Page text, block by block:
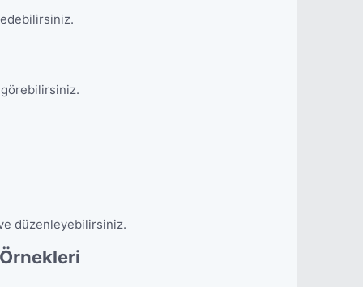
görebilirsiniz.
düzenleyebilirsiniz.